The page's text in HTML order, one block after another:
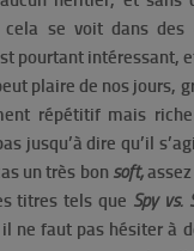
cela se voit dans des
pourtant intéressant,
plaire de nos jours,
répétitif mais
jusqu’à dire qu’il
un très bon soft,
titres tels que Spy vs.
ne faut pas hésiter à